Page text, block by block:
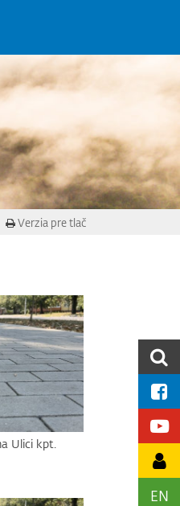
EN
Verzia pre tlač
Ulici kpt.